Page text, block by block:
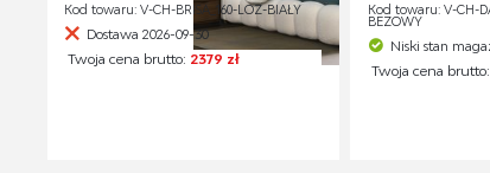
Kod towaru: V-CH-BRISA_160-LOZ-BIAŁY
Dostawa 2026-09-30
Twoja cena brutto: 2379 zł
Kod towaru: V-CH-
BEŻOWY
Niski stan
Twoja cena